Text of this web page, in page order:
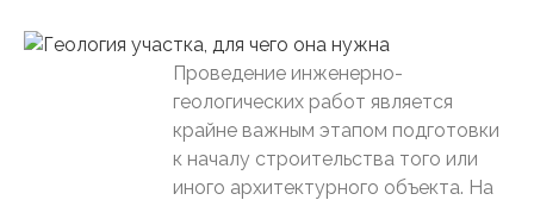
Проведение инженерно-
геологических работ является
крайне важным этапом подготовки
к началу строительства того или
иного архитектурного объекта. На